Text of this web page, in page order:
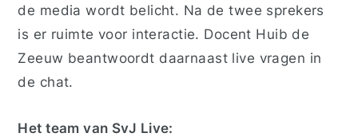
de media wordt belicht. Na de twee sprekers
is er ruimte voor interactie. Docent Huib de
Zeeuw beantwoordt daarnaast live vragen in
de chat.
Het team van SvJ Live: